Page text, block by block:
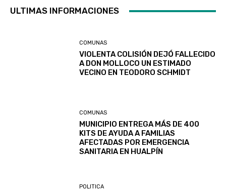
ULTIMAS INFORMACIONES
COMUNAS
VIOLENTA COLISIÓN DEJÓ FALLECIDO
A DON MOLLOCO UN ESTIMADO
VECINO EN TEODORO SCHMIDT
COMUNAS
MUNICIPIO ENTREGA MÁS DE 400
KITS DE AYUDA A FAMILIAS
AFECTADAS POR EMERGENCIA
SANITARIA EN HUALPÍN
POLITICA